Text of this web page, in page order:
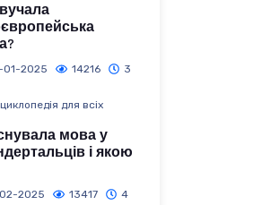
01-2025 14216
3
для всіх
мова у
і якою
2025 13417
4